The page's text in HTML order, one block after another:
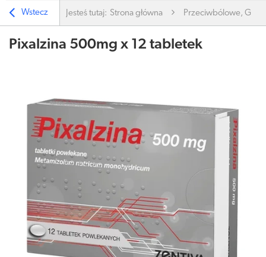
Wstecz Jesteś tutaj: Strona główna Przeciwbólowe,
Pixalzina 500mg x 12 tabletek